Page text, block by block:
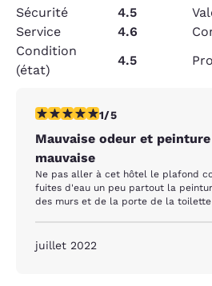
Sécurité 4.5
Service
4.6
Condition
(état)
4.5
1 étoile. Moyen. 1 commentaire
1/5
Mauvaise odeur et
mauvaise
Ne pas aller à cet hôtel le plafond
fuites d'eau un peu partout la
des murs et de la porte de la toilette
juillet 2022